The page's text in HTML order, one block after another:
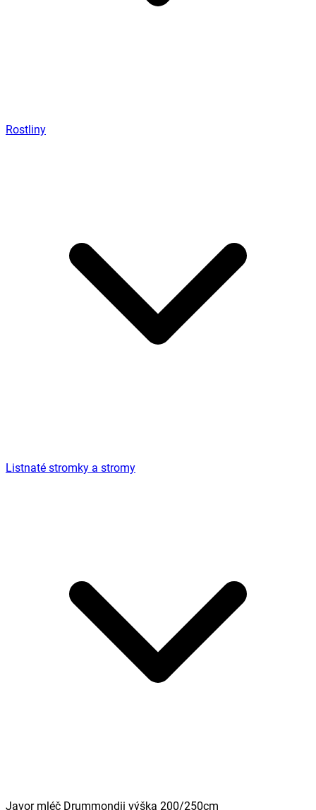
Rostliny
Listnaté stromky a stromy
Javor mléč Drummondii výška 200/250cm